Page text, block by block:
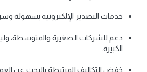
خدمات التصدير الإلكترونية بسهولة
دعم للشركات الصغيرة والمتوسطة،
الكبيرة.
خفض التكاليف المرتبطة بالبحث عن